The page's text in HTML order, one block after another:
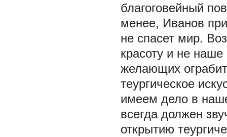
благоговейный
менее, Иванов
не спасет мир.
красоту и не
желающих
теургическое
имеем дело в
всегда должен
открытию